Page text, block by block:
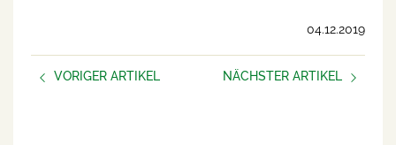
04.12.2019
VORIGER ARTIKEL
NÄCHSTER ARTIKEL